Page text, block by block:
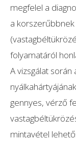
megfelel a
a
folyamatáról
A vizsgálat
gennyes, vérző
mintavétel